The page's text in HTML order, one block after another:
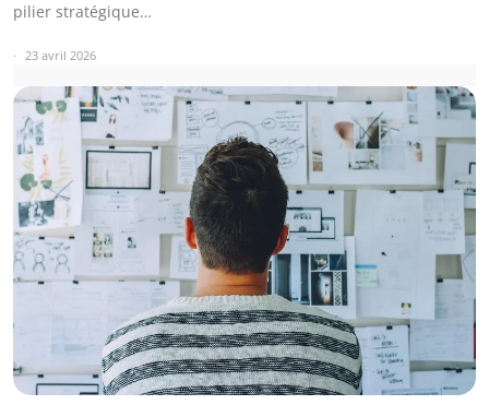
pilier stratégique…
23 avril 2026